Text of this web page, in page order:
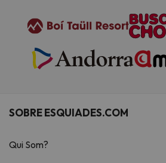
SOBRE ESQUIADES.COM
Qui Som?